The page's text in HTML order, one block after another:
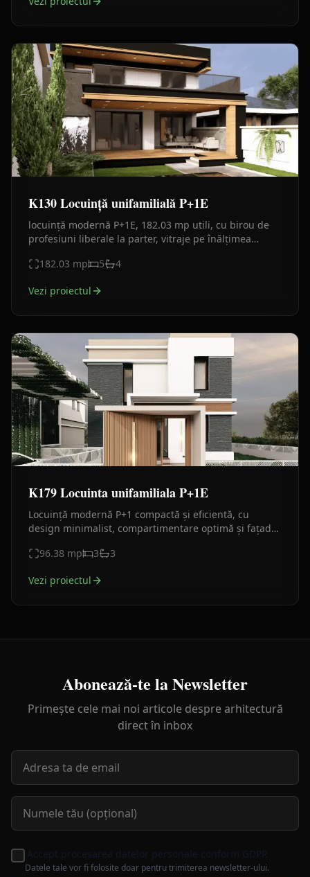
K130 Locuință unifamilială P+1E
locuință modernă P+1E, 182.03 mp utili, cu birou de
profesiuni liberale la parter, vitraje pe înălțimea
182.03 mp 5 4
Vezi proiectul
K179 Locuinta unifamiliala P+1E
Locuință modernă P+1 compactă și eficientă, cu
design minimalist, compartimentare optimă și fațade
96.38 mp 3 3
Vezi proiectul
Abonează-te la Newsletter
Primește cele mai noi articole despre arhitectură
direct în inbox
Accept procesarea datelor personale conform GDPR
Datele tale vor fi folosite doar pentru trimiterea newsletter-ului.